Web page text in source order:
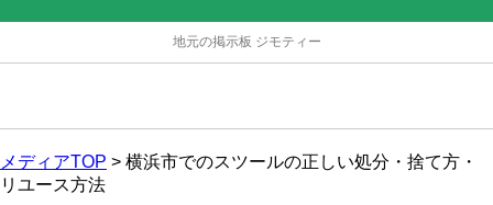
地元の掲示板 ジモティー
メディアTOP > 横浜市でのスツールの正しい処分・捨て方・
リユース方法